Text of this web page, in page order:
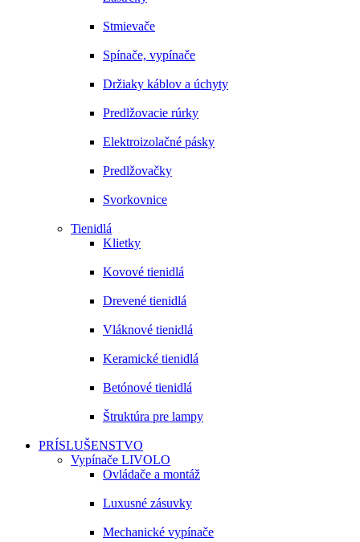
Stmievače
Spínače, vypínače
Držiaky káblov a úchyty
Predlžovacie rúrky
Elektroizolačné pásky
Predlžovačky
Svorkovnice
Tienidlá
Klietky
Kovové tienidlá
Drevené tienidlá
Vláknové tienidlá
Keramické tienidlá
Betónové tienidlá
Štruktúra pre lampy
PRÍSLUŠENSTVO
Vypínače LIVOLO
Ovládače a montáž
Luxusné zásuvky
Mechanické vypínače